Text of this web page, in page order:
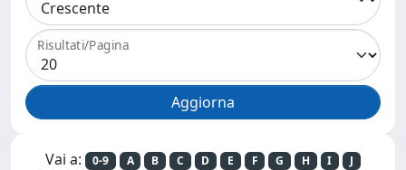
Risultati/Pagina
Vai a: 0-9 A B C D E F G H I
J